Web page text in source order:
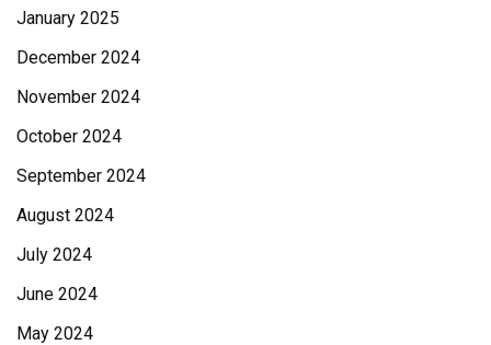
January 2025
December 2024
November 2024
October 2024
September 2024
August 2024
July 2024
June 2024
May 2024